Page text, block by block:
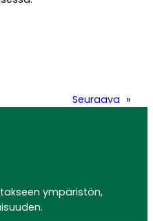
Seuraava »
ympäristön,